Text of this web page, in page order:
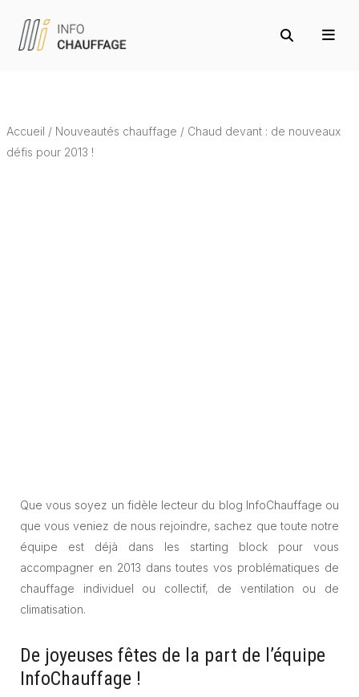
Accueil / Nouveautés chauffage / Chaud devant : de nouveaux
défis pour 2013 !
Que vous soyez un fidèle lecteur du blog InfoChauffage ou
que vous veniez de nous rejoindre, sachez que toute notre
équipe est déjà dans les starting block pour vous
accompagner en 2013 dans toutes vos problématiques de
chauffage individuel ou collectif, de ventilation ou de
climatisation.
De joyeuses fêtes de la part de l’équipe
InfoChauffage !